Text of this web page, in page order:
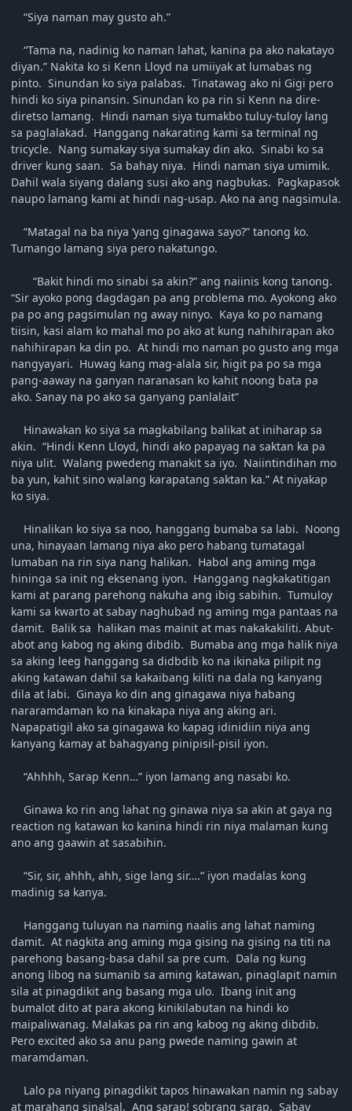
“Siya naman may gusto ah.”
“Tama na, nadinig ko naman lahat, kanina pa ako nakatayo
diyan.” Nakita ko si Kenn Lloyd na umiiyak at lumabas ng
pinto. Sinundan ko siya palabas. Tinatawag ako ni Gigi pero
hindi ko siya pinansin. Sinundan ko pa rin si Kenn na dire-
diretso lamang. Hindi naman siya tumakbo tuluy-tuloy lang
sa paglalakad. Hanggang nakarating kami sa terminal ng
tricycle. Nang sumakay siya sumakay din ako. Sinabi ko sa
driver kung saan. Sa bahay niya. Hindi naman siya umimik.
Dahil wala siyang dalang susi ako ang nagbukas. Pagkapasok
naupo lamang kami at hindi nag-usap. Ako na ang nagsimula.
“Matagal na ba niya ‘yang ginagawa sayo?” tanong ko.
Tumango lamang siya pero nakatungo.
“Bakit hindi mo sinabi sa akin?” ang naiinis kong tanong.
“Sir ayoko pong dagdagan pa ang problema mo. Ayokong ako
pa po ang pagsimulan ng away ninyo. Kaya ko po namang
tiisin, kasi alam ko mahal mo po ako at kung nahihirapan ako
nahihirapan ka din po. At hindi mo naman po gusto ang mga
nangyayari. Huwag kang mag-alala sir, higit pa po sa mga
pang-aaway na ganyan naranasan ko kahit noong bata pa
ako. Sanay na po ako sa ganyang panlalait”
Hinawakan ko siya sa magkabilang balikat at iniharap sa
akin. “Hindi Kenn Lloyd, hindi ako papayag na saktan ka pa
niya ulit. Walang pwedeng manakit sa iyo. Naiintindihan mo
ba yun, kahit sino walang karapatang saktan ka.” At niyakap
ko siya.
Hinalikan ko siya sa noo, hanggang bumaba sa labi. Noong
una, hinayaan lamang niya ako pero habang tumatagal
lumaban na rin siya nang halikan. Habol ang aming mga
hininga sa init ng eksenang iyon. Hanggang nagkakatitigan
kami at parang parehong nakuha ang ibig sabihin. Tumuloy
kami sa kwarto at sabay naghubad ng aming mga pantaas na
damit. Balik sa halikan mas mainit at mas nakakakiliti. Abut-
abot ang kabog ng aking dibdib. Bumaba ang mga halik niya
sa aking leeg hanggang sa didbdib ko na ikinaka pilipit ng
aking katawan dahil sa kakaibang kiliti na dala ng kanyang
dila at labi. Ginaya ko din ang ginagawa niya habang
nararamdaman ko na kinakapa niya ang aking ari.
Napapatigil ako sa ginagawa ko kapag idinidiin niya ang
kanyang kamay at bahagyang pinipisil-pisil iyon.
“Ahhhh, Sarap Kenn…” iyon lamang ang nasabi ko.
Ginawa ko rin ang lahat ng ginawa niya sa akin at gaya ng
reaction ng katawan ko kanina hindi rin niya malaman kung
ano ang gaawin at sasabihin.
“Sir, sir, ahhh, ahh, sige lang sir….” iyon madalas kong
madinig sa kanya.
Hanggang tuluyan na naming naalis ang lahat naming
damit. At nagkita ang aming mga gising na gising na titi na
parehong basang-basa dahil sa pre cum. Dala ng kung
anong libog na sumanib sa aming katawan, pinaglapit namin
sila at pinagdikit ang basang mga ulo. Ibang init ang
bumalot dito at para akong kinikilabutan na hindi ko
maipaliwanag. Malakas pa rin ang kabog ng aking dibdib.
Pero excited ako sa anu pang pwede naming gawin at
maramdaman.
Lalo pa niyang pinagdikit tapos hinawakan namin ng sabay
at marahang sinalsal. Ang sarap! sobrang sarap. Sabay